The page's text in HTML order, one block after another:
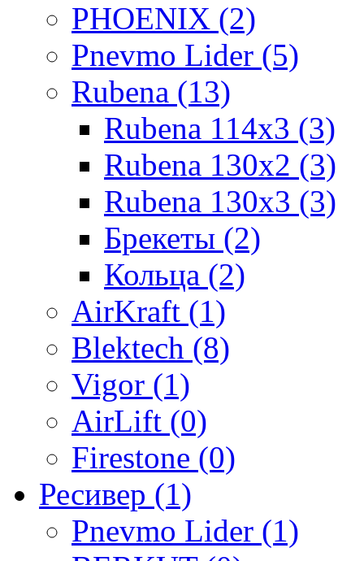
PHOENIX (2)
Pnevmo Lider (5)
Rubena (13)
Rubena 114х3 (3)
Rubena 130х2 (3)
Rubena 130х3 (3)
Брекеты (2)
Кольца (2)
AirKraft (1)
Blektech (8)
Vigor (1)
AirLift (0)
Firestone (0)
Ресивер (1)
Pnevmo Lider (1)